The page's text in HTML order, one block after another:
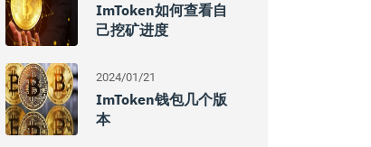
ImToken如何查看自
己挖矿进度
2024/01/21
ImToken钱包几个版
本